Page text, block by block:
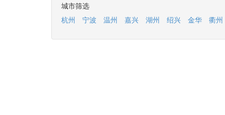
城市筛选
杭州
宁波 温州 嘉兴 湖州 绍兴 金华 衢州